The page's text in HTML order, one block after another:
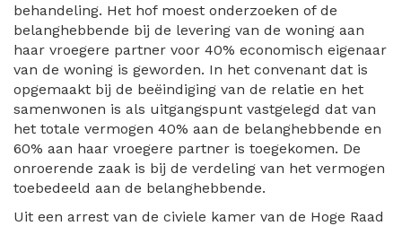
behandeling. Het hof moest onderzoeken of de
belanghebbende bij de levering van de woning aan
haar vroegere partner voor 40% economisch eigenaar
van de woning is geworden. In het convenant dat is
opgemaakt bij de beëindiging van de relatie en het
samenwonen is als uitgangspunt vastgelegd dat van
het totale vermogen 40% aan de belanghebbende en
60% aan haar vroegere partner is toegekomen. De
onroerende zaak is bij de verdeling van het vermogen
toebedeeld aan de belanghebbende.
Uit een arrest van de civiele kamer van de Hoge Raad